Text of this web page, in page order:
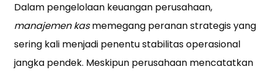
Dalam pengelolaan keuangan perusahaan,
manajemen kasmemegang peranan strategis yang
sering kali menjadi penentu stabilitas operasional
jangka pendek. Meskipun perusahaan mencatatkan